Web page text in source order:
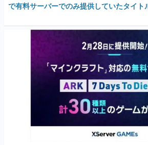
で有料サーバーでのみ提供していたタイト